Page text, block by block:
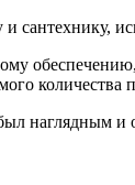
сантехнику,
наглядным и